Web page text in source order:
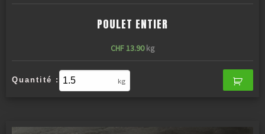
POULET ENTIER
CHF13.90 kg
Quantité : kg